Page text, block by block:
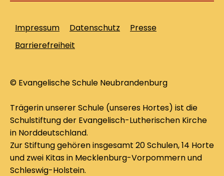
© Evangelische Schule Neubrandenburg
Trägerin unserer Schule (unseres Hortes) ist die
Schulstiftung der Evangelisch-Lutherischen Kirche
in Norddeutschland.
Zur Stiftung gehören insgesamt 20 Schulen, 14 Horte
und zwei Kitas in Mecklenburg-Vorpommern und
Schleswig-Holstein.
Impressum Datenschutz
Presse
Barrierefreiheit